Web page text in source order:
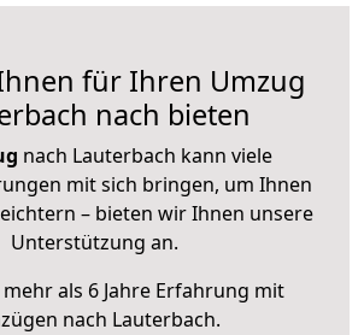
für Ihren Umzug
nach bieten
nach Lauterbach kann viele
mit sich bringen, um Ihnen
– bieten wir Ihnen unsere
Unterstützung an.
als 6 Jahre Erfahrung mit
nach Lauterbach.